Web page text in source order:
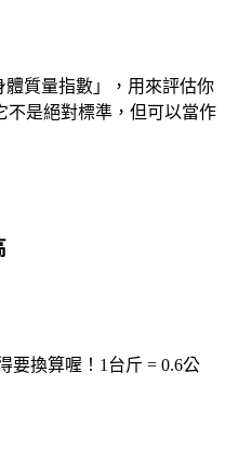
體質量指數」，用來評估你
不是絕對標準，但可以當作
要換算喔！1台斤 = 0.6公